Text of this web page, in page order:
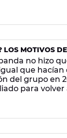
LOS MOTIVOS
no hizo
que
del grupo en
para volver